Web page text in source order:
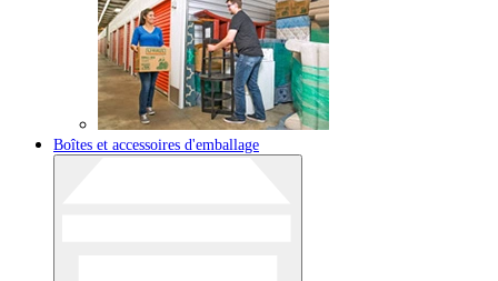
Boîtes et accessoires d'emballage